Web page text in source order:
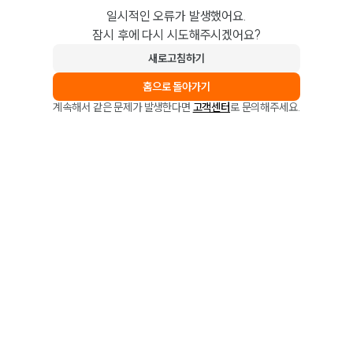
일시적인 오류가 발생했어요.
잠시 후에 다시 시도해주시겠어요?
새로고침하기
홈으로 돌아가기
계속해서 같은 문제가 발생한다면 고객센터로 문의해주세요.